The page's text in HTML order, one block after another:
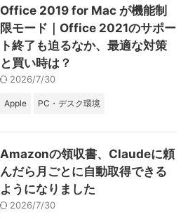
Office 2019 for Mac が機能制
限モード｜Office 2021のサポー
ト終了も迫るなか、最適な対策
と買い時は？
2026/7/30
Apple PC・デスク環境
Amazonの領収書、Claudeに頼
んだら月ごとに自動取得できる
ようになりました
2026/7/30